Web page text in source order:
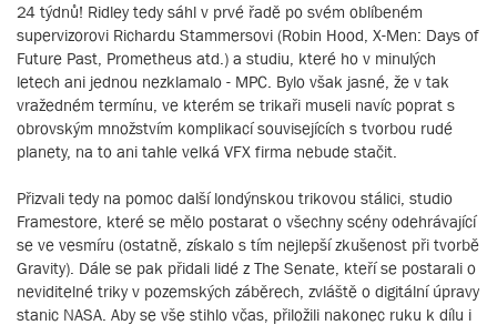
24 týdnů! Ridley tedy sáhl v prvé řadě po svém oblíbeném
supervizorovi Richardu Stammersovi (Robin Hood, X-Men: Days of
Future Past, Prometheus atd.) a studiu, které ho v minulých
letech ani jednou nezklamalo - MPC. Bylo však jasné, že v tak
vražedném termínu, ve kterém se trikaři museli navíc poprat s
obrovským množstvím komplikací souvisejících s tvorbou rudé
planety, na to ani tahle velká VFX firma nebude stačit.
Přizvali tedy na pomoc další londýnskou trikovou stálici, studio
Framestore, které se mělo postarat o všechny scény odehrávající
se ve vesmíru (ostatně, získalo s tím nejlepší zkušenost při tvorbě
Gravity). Dále se pak přidali lidé z The Senate, kteří se postarali o
neviditelné triky v pozemských záběrech, zvláště o digitální úpravy
stanic NASA. Aby se vše stihlo včas, přiložili nakonec ruku k dílu i